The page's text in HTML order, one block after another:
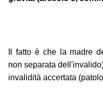
Il fatto è che la madre
non separata
invalidità accertata